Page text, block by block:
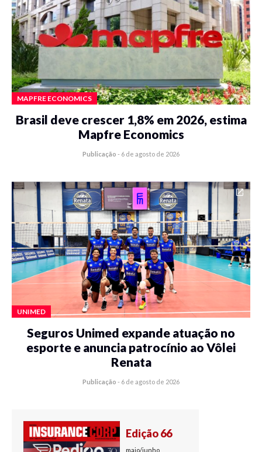
MAPFRE ECONOMICS
Brasil deve crescer 1,8% em 2026, estima
Mapfre Economics
Publicação - 6 de agosto de 2026
UNIMED
Seguros Unimed expande atuação no
esporte e anuncia patrocínio ao Vôlei
Renata
Publicação - 6 de agosto de 2026